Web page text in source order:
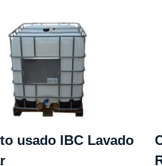
usado IBC Lavado